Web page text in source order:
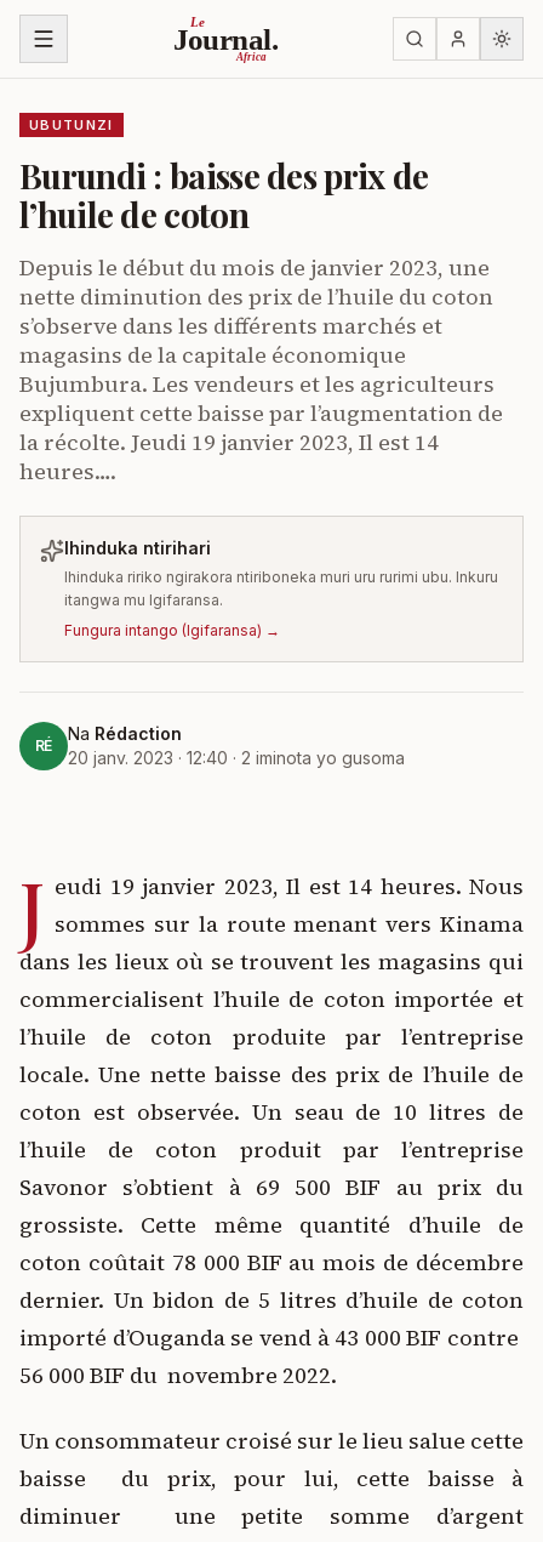
Ja ku biri muri urupapuro
Le
Journal.
Africa
UBUTUNZI
Burundi : baisse des prix de
l’huile de coton
Depuis le début du mois de janvier 2023, une
nette diminution des prix de l’huile du coton
s’observe dans les différents marchés et
magasins de la capitale économique
Bujumbura. Les vendeurs et les agriculteurs
expliquent cette baisse par l’augmentation de
la récolte. Jeudi 19 janvier 2023, Il est 14
heures….
Ihinduka ntirihari
Ihinduka ririko ngirakora ntiriboneka muri uru rurimi ubu. Inkuru
itangwa mu Igifaransa.
Fungura intango (Igifaransa) →
RÉ
Na Rédaction
20 janv. 2023 · 12:40 · 2 iminota yo gusoma
J eudi 19 janvier 2023, Il est 14 heures. Nous
sommes sur la route menant vers Kinama
dans les lieux où se trouvent les magasins qui
commercialisent l’huile de coton importée et
l’huile de coton produite par l’entreprise
locale. Une nette baisse des prix de l’huile de
coton est observée. Un seau de 10 litres de
l’huile de coton produit par l’entreprise
Savonor s’obtient à 69 500 BIF au prix du
grossiste. Cette même quantité d’huile de
coton coûtait 78 000 BIF au mois de décembre
dernier. Un bidon de 5 litres d’huile de coton
importé d’Ouganda se vend à 43 000 BIF contre
56 000 BIF du novembre 2022.
Un consommateur croisé sur le lieu salue cette
baisse du prix, pour lui, cette baisse à
diminuer une petite somme d’argent